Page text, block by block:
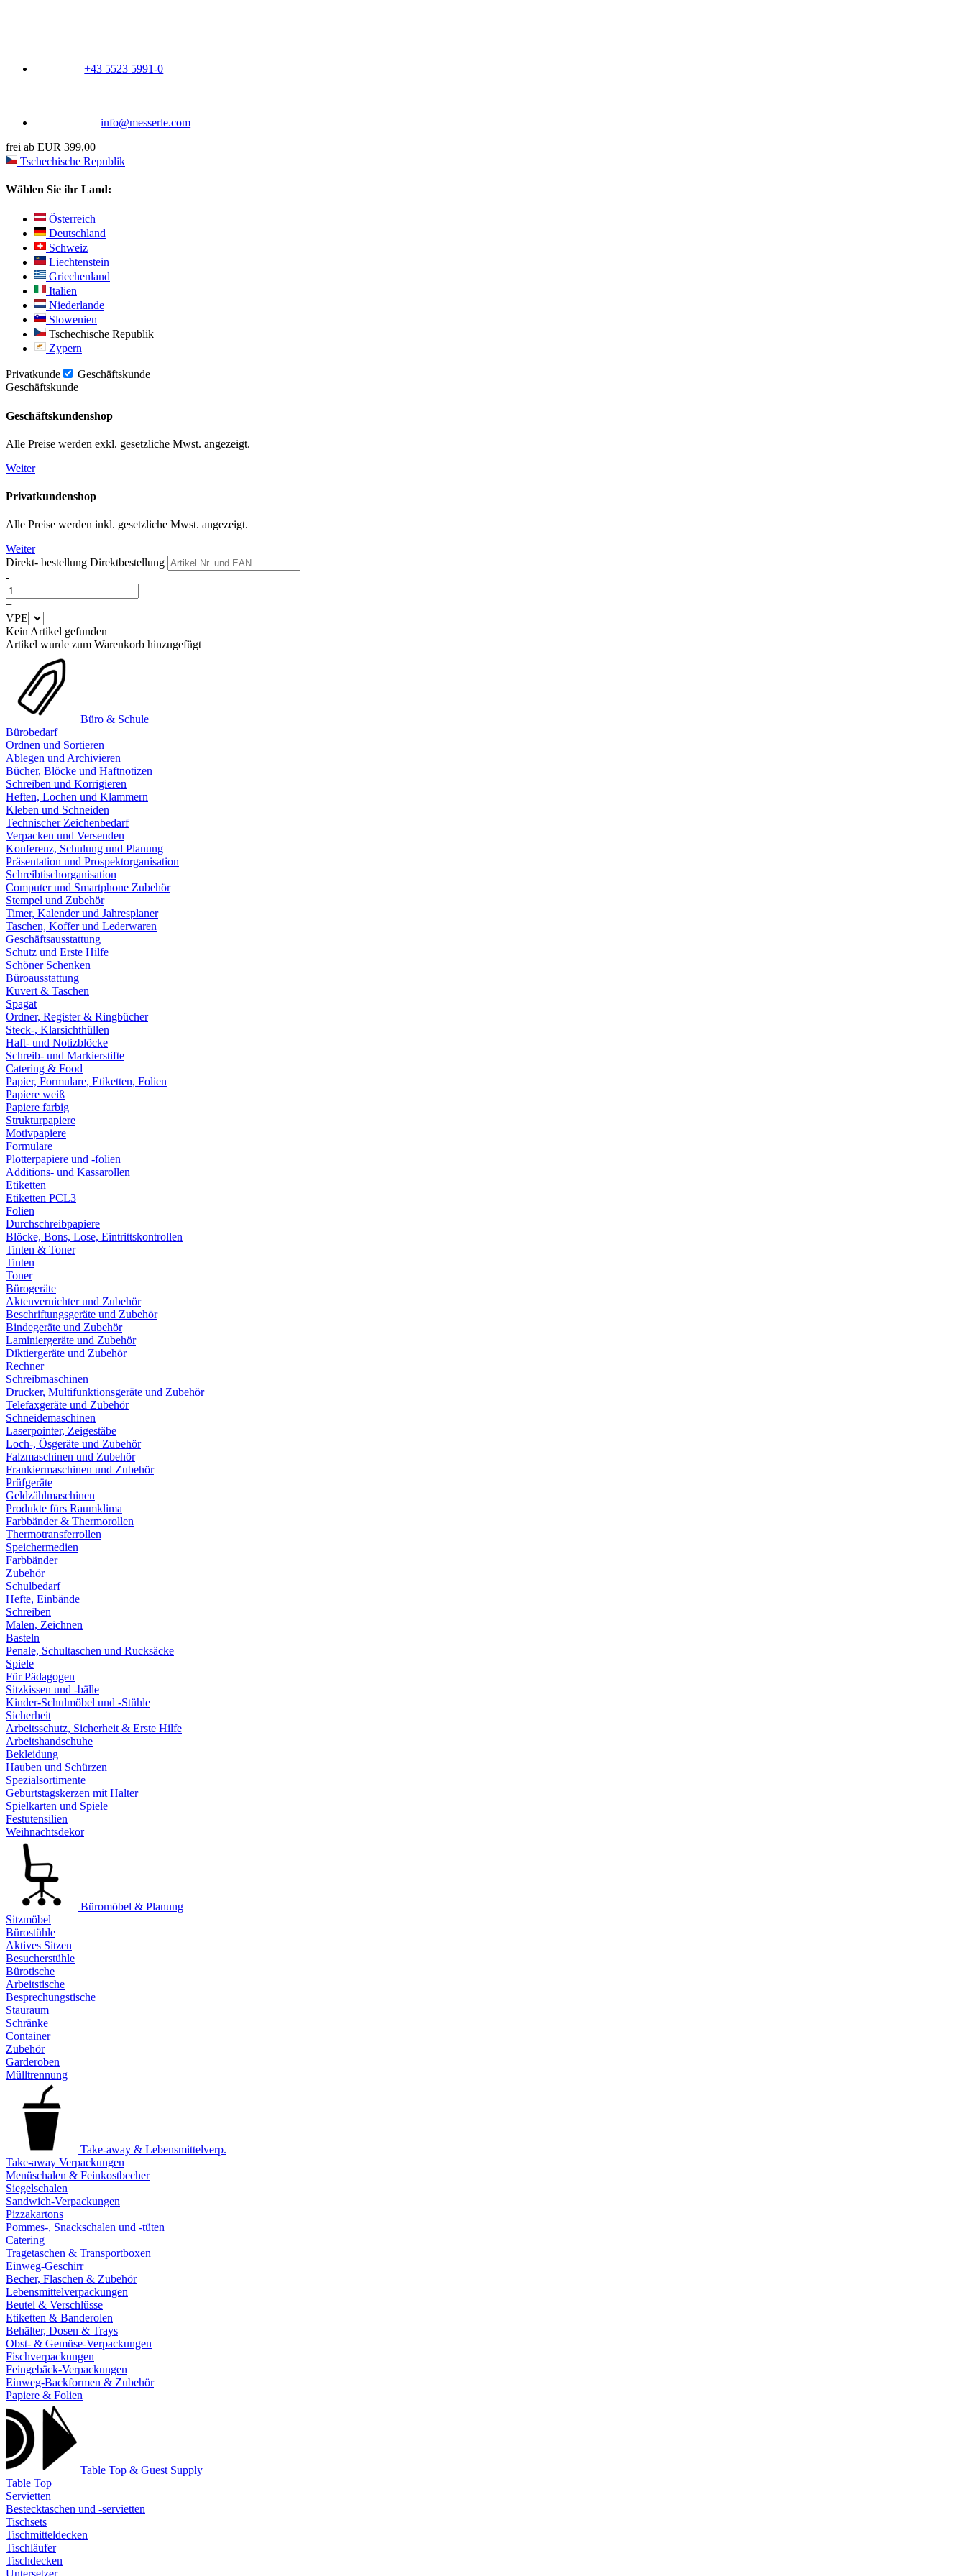
+43 5523 5991-0
info@messerle.com
frei ab EUR 399,00
Tschechische Republik
Wählen Sie ihr Land:
Österreich
Deutschland
Schweiz
Liechtenstein
Griechenland
Italien
Niederlande
Slowenien
Tschechische Republik
Zypern
Privatkunde
Geschäftskunde
Geschäftskunde
Geschäftskundenshop
Alle Preise werden exkl. gesetzliche Mwst. angezeigt.
Weiter
Privatkundenshop
Alle Preise werden inkl. gesetzliche Mwst. angezeigt.
Weiter
Direkt- bestellung Direktbestellung
-
+
VPE
Kein Artikel gefunden
Artikel wurde zum Warenkorb hinzugefügt
Büro & Schule
Bürobedarf
Ordnen und Sortieren
Ablegen und Archivieren
Bücher, Blöcke und Haftnotizen
Schreiben und Korrigieren
Heften, Lochen und Klammern
Kleben und Schneiden
Technischer Zeichenbedarf
Verpacken und Versenden
Konferenz, Schulung und Planung
Präsentation und Prospektorganisation
Schreibtischorganisation
Computer und Smartphone Zubehör
Stempel und Zubehör
Timer, Kalender und Jahresplaner
Taschen, Koffer und Lederwaren
Geschäftsausstattung
Schutz und Erste Hilfe
Schöner Schenken
Büroausstattung
Kuvert & Taschen
Spagat
Ordner, Register & Ringbücher
Steck-, Klarsichthüllen
Haft- und Notizblöcke
Schreib- und Markierstifte
Catering & Food
Papier, Formulare, Etiketten, Folien
Papiere weiß
Papiere farbig
Strukturpapiere
Motivpapiere
Formulare
Plotterpapiere und -folien
Additions- und Kassarollen
Etiketten
Etiketten PCL3
Folien
Durchschreibpapiere
Blöcke, Bons, Lose, Eintrittskontrollen
Tinten & Toner
Tinten
Toner
Bürogeräte
Aktenvernichter und Zubehör
Beschriftungsgeräte und Zubehör
Bindegeräte und Zubehör
Laminiergeräte und Zubehör
Diktiergeräte und Zubehör
Rechner
Schreibmaschinen
Drucker, Multifunktionsgeräte und Zubehör
Telefaxgeräte und Zubehör
Schneidemaschinen
Laserpointer, Zeigestäbe
Loch-, Ösgeräte und Zubehör
Falzmaschinen und Zubehör
Frankiermaschinen und Zubehör
Prüfgeräte
Geldzählmaschinen
Produkte fürs Raumklima
Farbbänder & Thermorollen
Thermotransferrollen
Speichermedien
Farbbänder
Zubehör
Schulbedarf
Hefte, Einbände
Schreiben
Malen, Zeichnen
Basteln
Penale, Schultaschen und Rucksäcke
Spiele
Für Pädagogen
Sitzkissen und -bälle
Kinder-Schulmöbel und -Stühle
Sicherheit
Arbeitsschutz, Sicherheit & Erste Hilfe
Arbeitshandschuhe
Bekleidung
Hauben und Schürzen
Spezialsortimente
Geburtstagskerzen mit Halter
Spielkarten und Spiele
Festutensilien
Weihnachtsdekor
Büromöbel & Planung
Sitzmöbel
Bürostühle
Aktives Sitzen
Besucherstühle
Bürotische
Arbeitstische
Besprechungstische
Stauraum
Schränke
Container
Zubehör
Garderoben
Mülltrennung
Take-away & Lebensmittelverp.
Take-away Verpackungen
Menüschalen & Feinkostbecher
Siegelschalen
Sandwich-Verpackungen
Pizzakartons
Pommes-, Snackschalen und -tüten
Catering
Tragetaschen & Transportboxen
Einweg-Geschirr
Becher, Flaschen & Zubehör
Lebensmittelverpackungen
Beutel & Verschlüsse
Etiketten & Banderolen
Behälter, Dosen & Trays
Obst- & Gemüse-Verpackungen
Fischverpackungen
Feingebäck-Verpackungen
Einweg-Backformen & Zubehör
Papiere & Folien
Table Top & Guest Supply
Table Top
Servietten
Bestecktaschen und -servietten
Tischsets
Tischmitteldecken
Tischläufer
Tischdecken